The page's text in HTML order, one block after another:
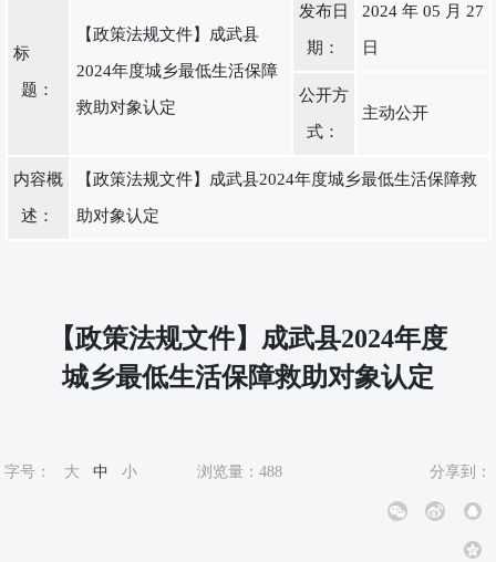
标
题：
【政策法规文件】成武县
2024年度城乡最低生活保障
救助对象认定
发布日
期：
2024 年 05 月 27
日
公开方
式：
主动公开
内容概
述：
【政策法规文件】成武县2024年度城乡最低生活保障救
助对象认定
【政策法规文件】成武县2024年度
城乡最低生活保障救助对象认定
字号： 大 中 小 浏览量： 488 分享到：